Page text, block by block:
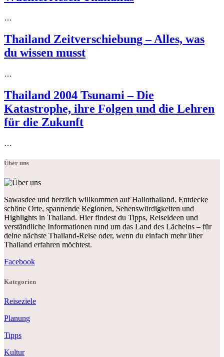
…
Thailand Zeitverschiebung – Alles, was
du wissen musst
…
Thailand 2004 Tsunami – Die
Katastrophe, ihre Folgen und die Lehren
für die Zukunft
…
Über uns
Sawasdee und herzlich willkommen auf Hallothailand. Entdecke
schöne Orte, spannende Regionen, Sehenswürdigkeiten und
Highlights in Thailand. Hier findest du Tipps, Reiseideen und
verständliche Informationen rund um das Land des Lächelns – für
deine nächste Thailand-Reise oder, wenn du einfach mehr über
Thailand erfahren möchtest.
Facebook
Kategorien
Reiseziele
Planung
Tipps
Kultur